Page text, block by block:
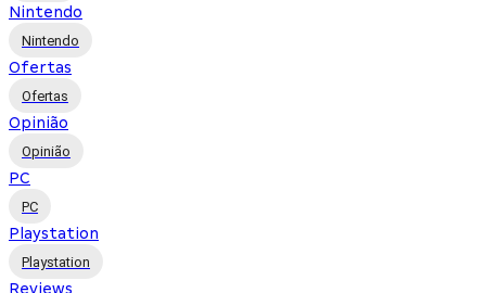
Nintendo
Nintendo
Ofertas
Ofertas
Opinião
Opinião
PC
PC
Playstation
Playstation
Reviews